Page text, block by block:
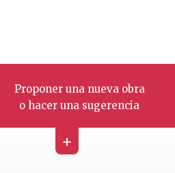
Proponer una nueva obra
o hacer una sugerencia
+